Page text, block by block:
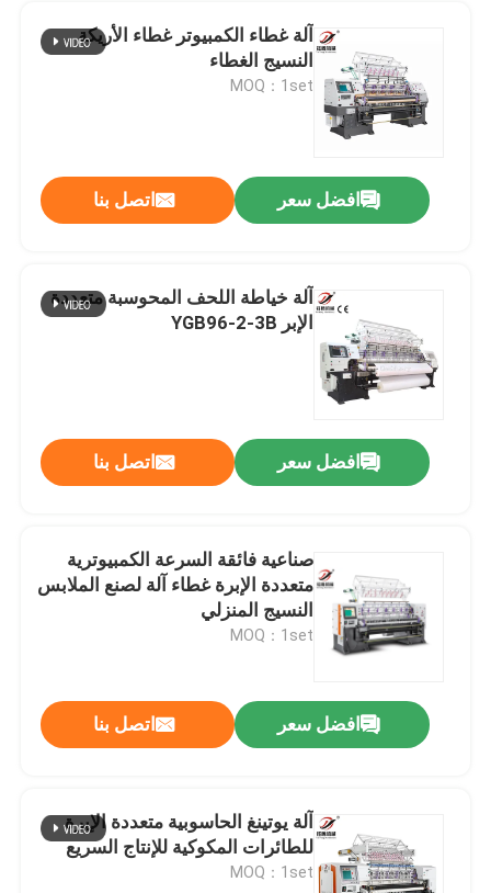
المنزل
فيديوهات
آلة غطاء الكمبيوتر غطاء الأريكة
النسيج الغطاء
MOQ：1set
افضل سعر اتصل بنا
آلة خياطة اللحف المحوسبة متعددة
الإبر YGB96-2-3B
افضل سعر اتصل بنا
صناعية فائقة السرعة الكمبيوترية
متعددة الإبرة غطاء آلة لصنع الملابس
النسيج المنزلي
MOQ：1set
افضل سعر اتصل بنا
آلة يوتينغ الحاسوبية متعددة الإبرة
للطائرات المكوكية للإنتاج السريع
MOQ：1set